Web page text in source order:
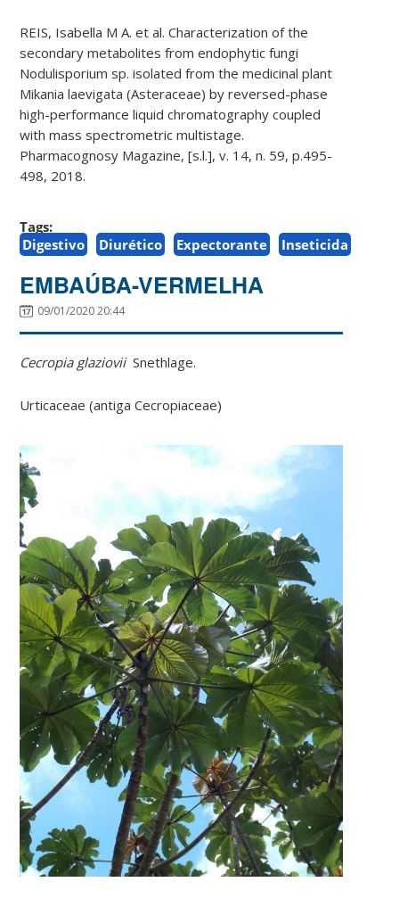
REIS, Isabella M A. et al. Characterization of the
secondary metabolites from endophytic fungi
Nodulisporium sp. isolated from the medicinal plant
Mikania laevigata (Asteraceae) by reversed-phase
high-performance liquid chromatography coupled
with mass spectrometric multistage.
Pharmacognosy Magazine, [s.l.], v. 14, n. 59, p.495-
498, 2018.
Tags:
Digestivo
Diurético Expectorante Inseticida
EMBAÚBA-VERMELHA
09/01/2020 20:44
Cecropia glazioviiSnethlage.
Urticaceae (antiga Cecropiaceae)